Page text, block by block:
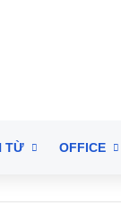
TỪ OFFICE